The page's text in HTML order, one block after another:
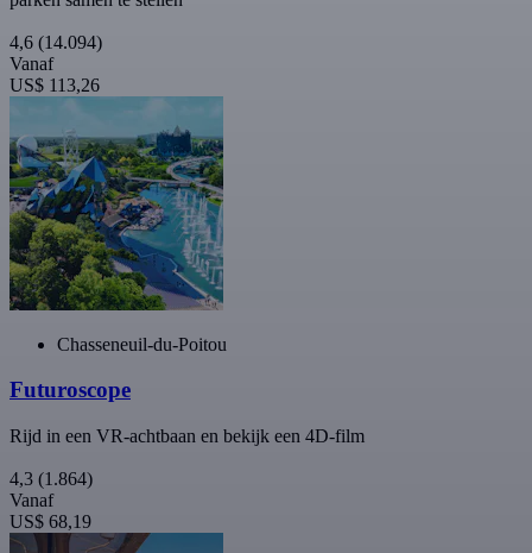
4,6 (14.094)
Vanaf
US$ 113,26
Chasseneuil-du-Poitou
Futuroscope
Rijd in een VR-achtbaan en bekijk een 4D-film
4,3 (1.864)
Vanaf
US$ 68,19